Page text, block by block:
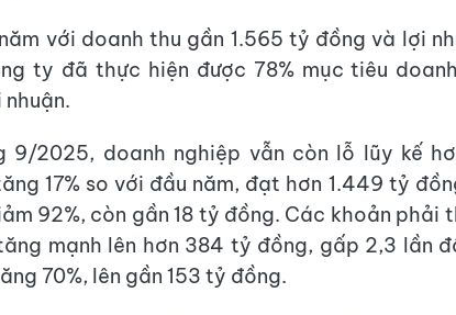
với doanh thu gần 1.565 tỷ đồng và lợi
ty đã thực hiện được 78% mục tiêu
9/2025, doanh nghiệp vẫn còn lỗ lũy kế
17% so với đầu năm, đạt hơn 1.449 tỷ
92%, còn gần 18 tỷ đồng. Các khoản phải
mạnh lên hơn 384 tỷ đồng, gấp 2,3 lần
70%, lên gần 153 tỷ đồng.